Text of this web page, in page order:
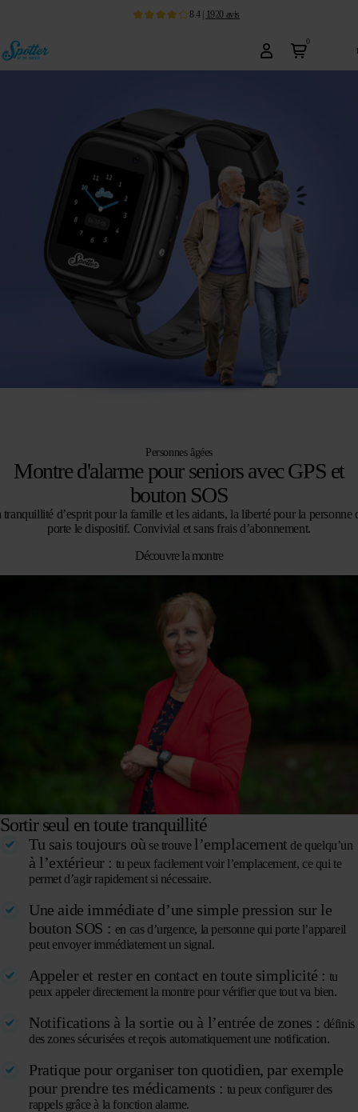
8.4| 1920 avis
0
Personnes âgées
Montre d'alarme pour seniors avec GPS et
bouton SOS
tranquillité d’esprit pour la famille et les aidants, la liberté pour la personne
porte le dispositif. Convivial et sans frais d’abonnement.
Découvre la montre
Sortir seul en toute tranquillité
Tu sais toujours où se trouve l’emplacement de quelqu’un
à l’extérieur : tu peux facilement voir l’emplacement, ce qui te
permet d’agir rapidement si nécessaire.
Une aide immédiate d’une simple pression sur le
bouton SOS : en cas d’urgence, la personne qui porte l’appareil
peut envoyer immédiatement un signal.
Appeler et rester en contact en toute simplicité : tu
peux appeler directement la montre pour vérifier que tout va bien.
Notifications à la sortie ou à l’entrée de zones : définis
des zones sécurisées et reçois automatiquement une notification.
Pratique pour organiser ton quotidien, par exemple
pour prendre tes médicaments : tu peux configurer des
rappels grâce à la fonction alarme.